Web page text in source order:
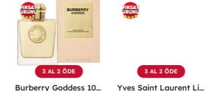
3 AL 2 ÖDE
Burberry Goddess 100 ML EDP Kadın Parfümü -
3 AL 2 ÖDE
Yves Saint Laurent Libre EDP 90 Ml Kadın Parfüm - YSLL